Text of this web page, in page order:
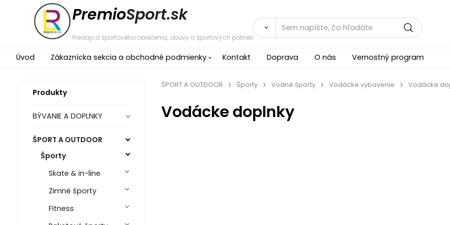
PremioSport.sk
Predajca športového oblečenia, obuvy a športových potrieb
Úvod Zákaznícka sekcia a obchodné podmienky Kontakt Doprava O nás Vernostný program
Produkty
BÝVANIE A DOPLNKY
ŠPORT A OUTDOOR
Športy
Skate & in-line
Zimné športy
Fitness
ŠPORT A OUTDOOR Športy Vodné športy Vodácke vybavenie Vodácke
Vodácke doplnky